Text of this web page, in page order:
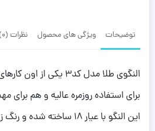
توضیحات ویژگی های محصول نظرات (0)
النگوی طلا مدل کد3
برای استفاده روزمره عالیه و هم برای
این النگو با عیار 18